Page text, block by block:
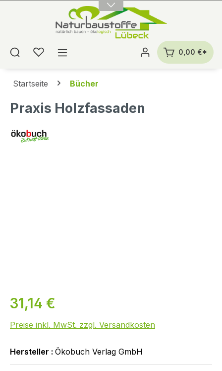
0,00 €*
Startseite Bücher
Praxis Holzfassaden
31,14 €
Preise inkl. MwSt. zzgl. Versandkosten
Hersteller : Ökobuch Verlag GmbH